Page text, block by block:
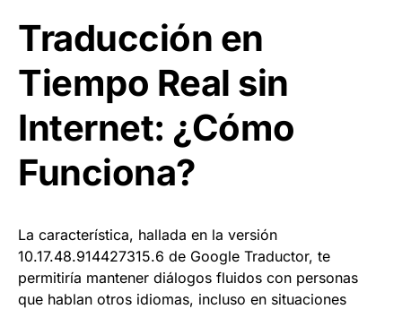
Traducción en
Tiempo Real sin
Internet: ¿Cómo
Funciona?
La característica, hallada en la versión
10.17.48.914427315.6 de Google Traductor, te
permitiría mantener diálogos fluidos con personas
que hablan otros idiomas, incluso en situaciones